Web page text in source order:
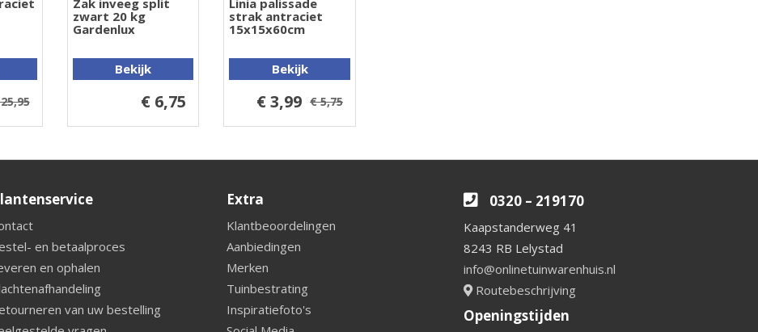
zwart 20 kg
Gardenlux
Bekijk
€ 6,75
strak antraciet
15x15x60cm
Bekijk
€ 3,99 € 5,75
en betaalproces
en ophalen
van uw bestelling
Extra
Klantbeoordelingen
Aanbiedingen
Merken
Tuinbestrating
Inspiratiefoto's
0320 – 219170
Kaapstanderweg 41
8243 RB Lelystad
info@onlinetuinwarenhuis.nl
Routebeschrijving
Openingstijden